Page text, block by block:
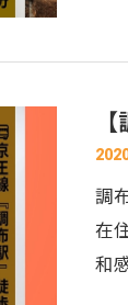
調
在
和